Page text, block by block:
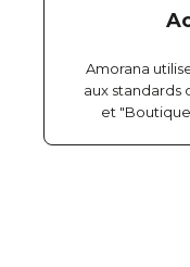
Amorana
aux standards
et